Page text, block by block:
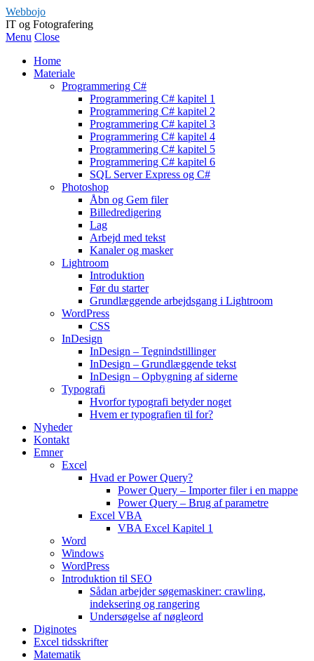
Webbojo
IT og Fotografering
Menu Close
Home
Materiale
Programmering C#
Programmering C# kapitel 1
Programmering C# kapitel 2
Programmering C# kapitel 3
Programmering C# kapitel 4
Programmering C# kapitel 5
Programmering C# kapitel 6
SQL Server Express og C#
Photoshop
Åbn og Gem filer
Billedredigering
Lag
Arbejd med tekst
Kanaler og masker
Lightroom
Introduktion
Før du starter
Grundlæggende arbejdsgang i Lightroom
WordPress
CSS
InDesign
InDesign – Tegnindstillinger
InDesign – Grundlæggende tekst
InDesign – Opbygning af siderne
Typografi
Hvorfor typografi betyder noget
Hvem er typografien til for?
Nyheder
Kontakt
Emner
Excel
Hvad er Power Query?
Power Query – Importer filer i en mappe
Power Query – Brug af parametre
Excel VBA
VBA Excel Kapitel 1
Word
Windows
WordPress
Introduktion til SEO
Sådan arbejder søgemaskiner: crawling,
indeksering og rangering
Undersøgelse af nøgleord
Diginotes
Excel tidsskrifter
Matematik